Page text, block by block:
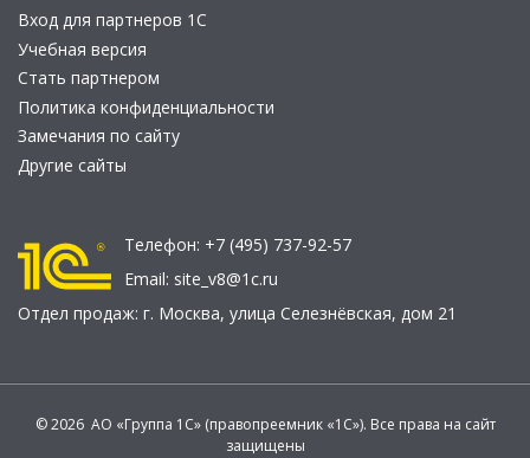
Вход для партнеров 1С
Учебная версия
Стать партнером
Политика конфиденциальности
Замечания по сайту
Другие сайты
Телефон: +7 (495) 737-92-57
Email: site_v8@1c.ru
Отдел продаж: г. Москва, улица Селезнёвская, дом 21
© 2026 АО «Группа 1С» (правопреемник «1С»). Все права на сайт
защищены